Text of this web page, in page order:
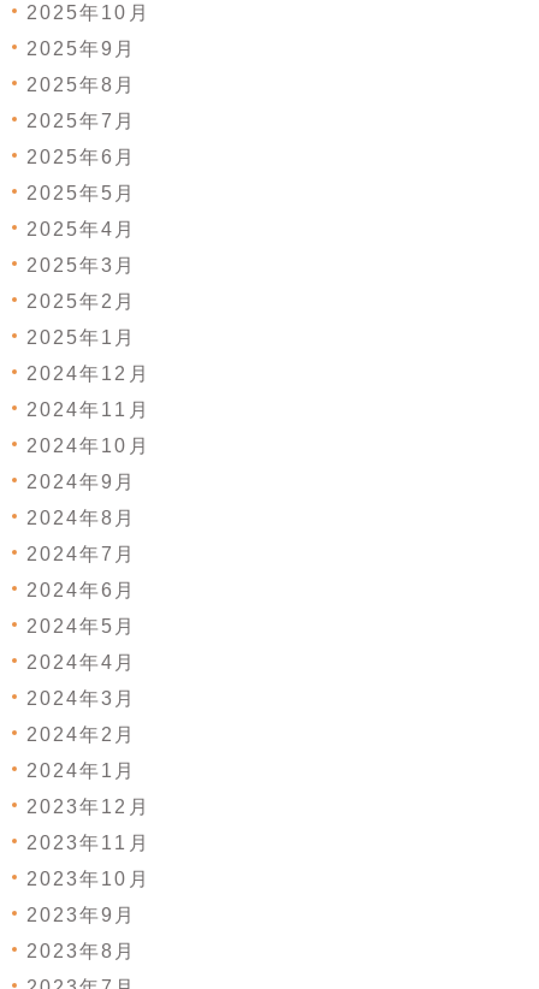
2025年10月
2025年9月
2025年8月
2025年7月
2025年6月
2025年5月
2025年4月
2025年3月
2025年2月
2025年1月
2024年12月
2024年11月
2024年10月
2024年9月
2024年8月
2024年7月
2024年6月
2024年5月
2024年4月
2024年3月
2024年2月
2024年1月
2023年12月
2023年11月
2023年10月
2023年9月
2023年8月